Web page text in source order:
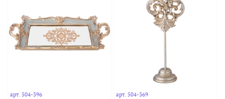
арт.504-396 арт. 504-369